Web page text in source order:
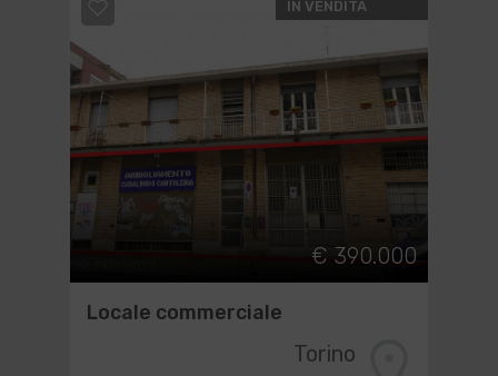
IN VENDITA
€ 390.000
Locale commerciale
Torino